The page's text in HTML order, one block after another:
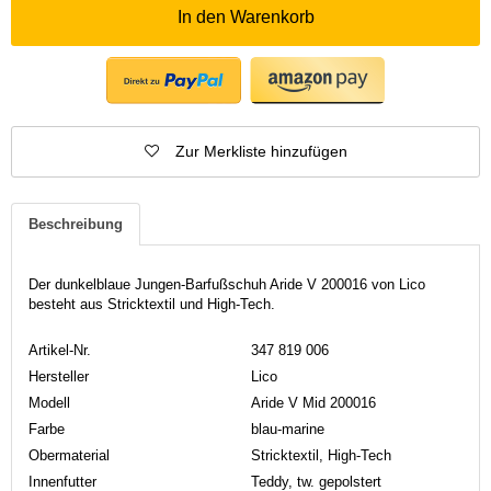
In den Warenkorb
Zur Merkliste hinzufügen
Beschreibung
Der dunkelblaue Jungen-Barfußschuh Aride V 200016 von Lico
besteht aus Stricktextil und High-Tech.
Artikel-Nr.
347 819 006
Hersteller
Lico
Modell
Aride V Mid 200016
Farbe
blau-marine
Obermaterial
Stricktextil, High-Tech
Innenfutter
Teddy, tw. gepolstert